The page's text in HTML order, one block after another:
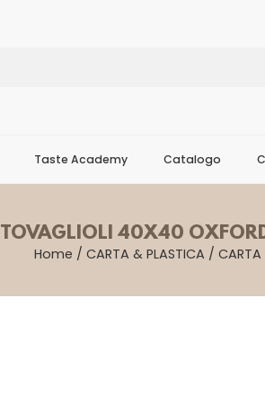
Taste Academy Catalogo
TOVAGLIOLI 40X40
Home / CARTA & PLASTICA / CARTA